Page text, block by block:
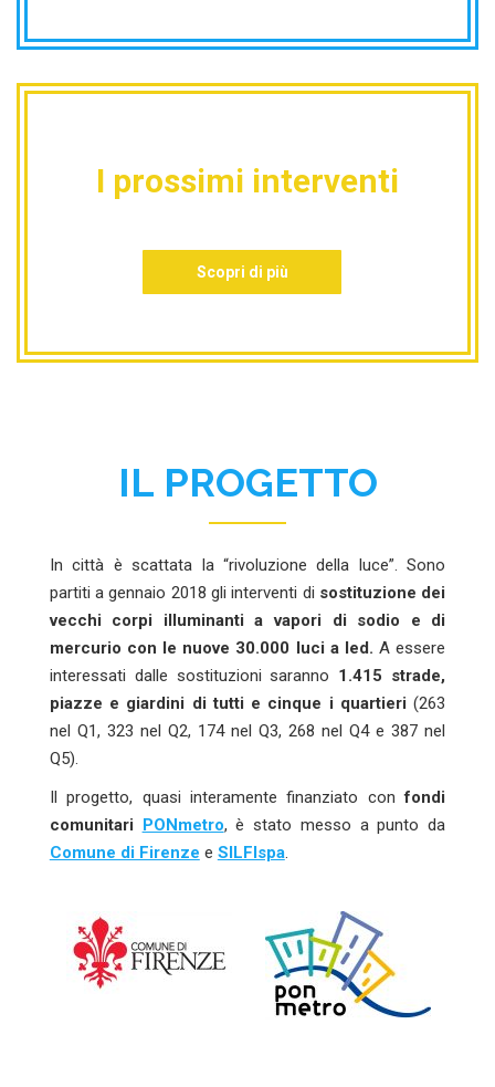
I prossimi interventi
Scopri di più
IL PROGETTO
In città è scattata la “rivoluzione della luce”. Sono
partiti a gennaio 2018 gli interventi di sostituzione dei
vecchi corpi illuminanti a vapori di sodio e di
mercurio con le nuove 30.000 luci a led. A essere
interessati dalle sostituzioni saranno 1.415 strade,
piazze e giardini di tutti e cinque i quartieri (263
nel Q1, 323 nel Q2, 174 nel Q3, 268 nel Q4 e 387 nel
Q5).
Il progetto, quasi interamente finanziato confondi
comunitari PONmetro, è stato messo a punto da
Comune di Firenze e SILFIspa.